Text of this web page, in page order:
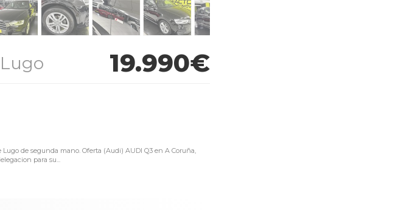
19.990€
de segunda mano. Oferta (Audi) AUDI Q3 en A Coruña,
para su...